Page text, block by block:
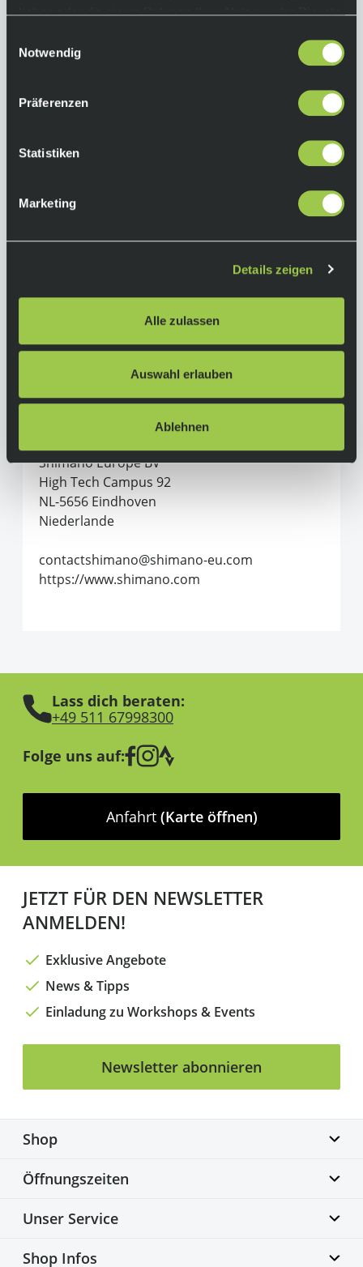
haben oder die sie im Rahmen Ihrer Nutzung der Dienste
Notwendig
Präferenzen
Statistiken
Marketing
Details zeigen
Alle zulassen
Auswahl erlauben
Ablehnen
LINKGLIDE, 11-fach HG
Silver
Alle Produkte von Shimano
SHIMANO INC.
3-77 Oimatsu-cho, Sakai-ku, Sakai-shi
590-8577 Osaka
Japan
Shimano Europe BV
High Tech Campus 92
NL-5656 Eindhoven
Niederlande
contactshimano@shimano-eu.com
https://www.shimano.com
Lass dich beraten:
+49 511 67998300
Folge uns auf:
Anfahrt (Karte öffnen)
JETZT FÜR DEN NEWSLETTER
ANMELDEN!
Exklusive Angebote
News & Tipps
Einladung zu Workshops & Events
Newsletter abonnieren
Shop
Biketime GmbH
Alter Flughafen 7a
info@biketime.de
Öffnungszeiten
Dienstag – Freitag
Unser Service
Shop Infos